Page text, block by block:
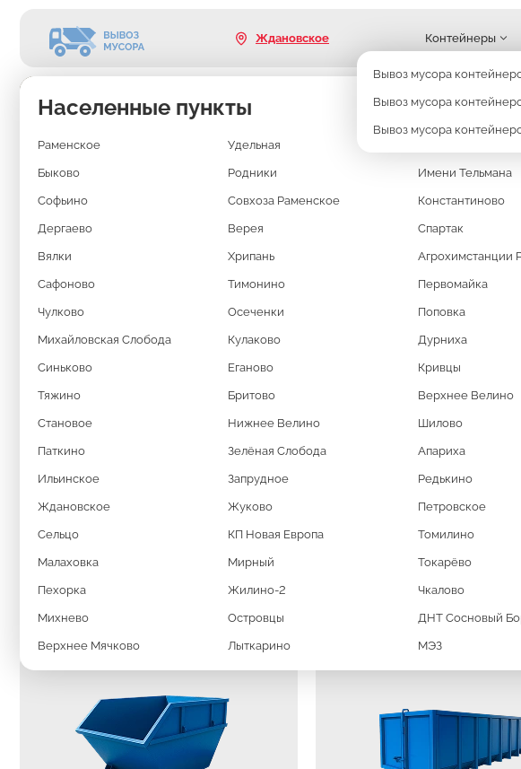
Ждановское
Населенные пункты
Раменское Удельная
Быково Родники Имени Тельмана
Софьино Совхоза Раменское Константиново
Дергаево Верея Спартак
Вялки Хрипань Агрохимстанции
Сафоново Тимонино Первомайка
Чулково Осеченки Поповка
Михайловская Слобода Кулаково Дурниха
Синьково Еганово Кривцы
Тяжино Бритово Верхнее Велино
Становое Нижнее Велино Шилово
Паткино Зелёная Слобода Апариха
Ильинское Запрудное Редькино
Ждановское Жуково Петровское
Сельцо КП Новая Европа Томилино
Малаховка Мирный Токарёво
Пехорка Жилино-2 Чкалово
Михнево Островцы ДНТ Сосновый
Верхнее Мячково Лыткарино МЭЗ
Контейнеры
Вывоз мусора
Вывоз мусора
Вывоз мусора
ВЫВОЗ МУСОРА
ЖДАНОВСКОЕ
СПЕЦИАЛЬНАЯ